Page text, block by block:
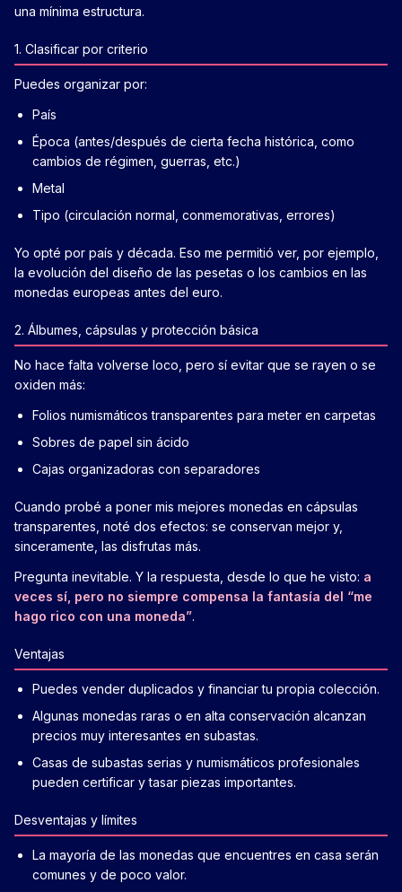
una mínima estructura.
1. Clasificar por criterio
Puedes organizar por:
País
Época (antes/después de cierta fecha histórica, como
cambios de régimen, guerras, etc.)
Metal
Tipo (circulación normal, conmemorativas, errores)
Yo opté por país y década. Eso me permitió ver, por ejemplo,
la evolución del diseño de las pesetas o los cambios en las
monedas europeas antes del euro.
2. Álbumes, cápsulas y protección básica
No hace falta volverse loco, pero sí evitar que se rayen o se
oxiden más:
Folios numismáticos transparentes para meter en carpetas
Sobres de papel sin ácido
Cajas organizadoras con separadores
Cuando probé a poner mis mejores monedas en cápsulas
transparentes, noté dos efectos: se conservan mejor y,
sinceramente, las disfrutas más.
Pregunta inevitable. Y la respuesta, desde lo que he visto: a
veces sí, pero no siempre compensa la fantasía del “me
hago rico con una moneda”.
Ventajas
Puedes vender duplicados y financiar tu propia colección.
Algunas monedas raras o en alta conservación alcanzan
precios muy interesantes en subastas.
Casas de subastas serias y numismáticos profesionales
pueden certificar y tasar piezas importantes.
Desventajas y límites
La mayoría de las monedas que encuentres en casa serán
comunes y de poco valor.